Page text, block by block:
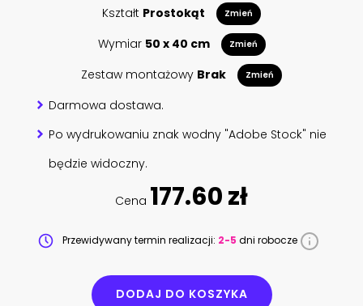
Kształt Prostokąt Zmień
Wymiar 50 x 40 cm Zmień
Zestaw montażowy Brak Zmień
Darmowa dostawa.
Po wydrukowaniu znak wodny "Adobe Stock" nie
będzie widoczny.
Cena 177.60 zł
Przewidywany termin realizacji: 2-5 dni robocze
DODAJ DO KOSZYKA